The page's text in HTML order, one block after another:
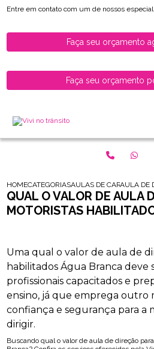
Entre em contato com um de nossos
Faça seu orçamento
Faça seu orçamento
HOMECATEGORIASAULAS DE CARRO PARA
AULA DE
QUAL O VALOR DE AULA
MOTORISTAS
Uma qual o valor de aula de
habilitados Água Branca deve
profissionais capacitados e
ensino, já que emprega outro
confiança e segurança para a
dirigir.
Buscando qual o valor de aula de direção